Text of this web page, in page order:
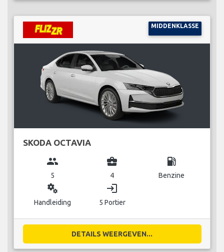
MIDDENKLASSE
SKODA OCTAVIA
group
5
business_center
4
local_gas_station
Benzine
miscellaneous_services
Handleiding
login
5 Portier
DETAILS WEERGEVEN...